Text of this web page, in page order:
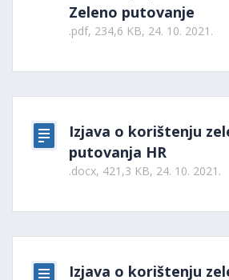
Zeleno putovanje
.pdf, 234,6 KB, 24. 10. 2021.
Izjava o korištenju
putovanja HR
.docx, 421,3 KB, 24. 10. 2021.
Izjava o korištenju